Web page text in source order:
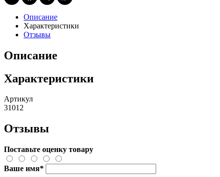
Описание
Характеристики
Отзывы
Описание
Характеристики
Артикул
31012
Отзывы
Поставьте оценку товару
Ваше имя*